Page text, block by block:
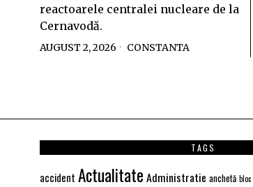
reactoarele centralei nucleare de la
Cernavodă.
AUGUST 2, 2026 CONSTANTA
TAGS
accident Actualitate Administratie anchetă bloc